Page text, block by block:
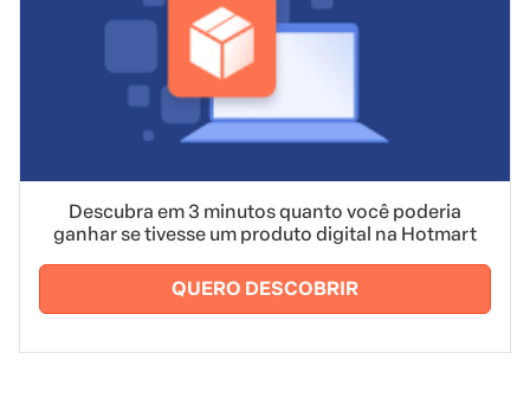
Descubra em 3 minutos quanto você poderia
ganhar se tivesse um produto digital na Hotmart
QUERO DESCOBRIR